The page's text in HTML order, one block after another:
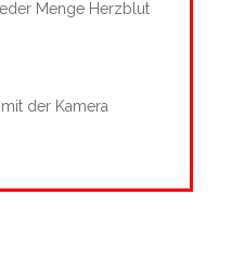
Menge Herzblut
der Kamera